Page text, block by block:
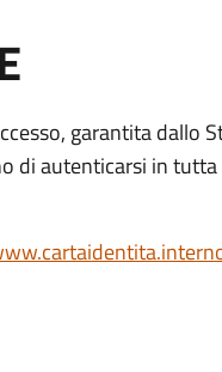
garantita dallo
di autenticarsi in tutta